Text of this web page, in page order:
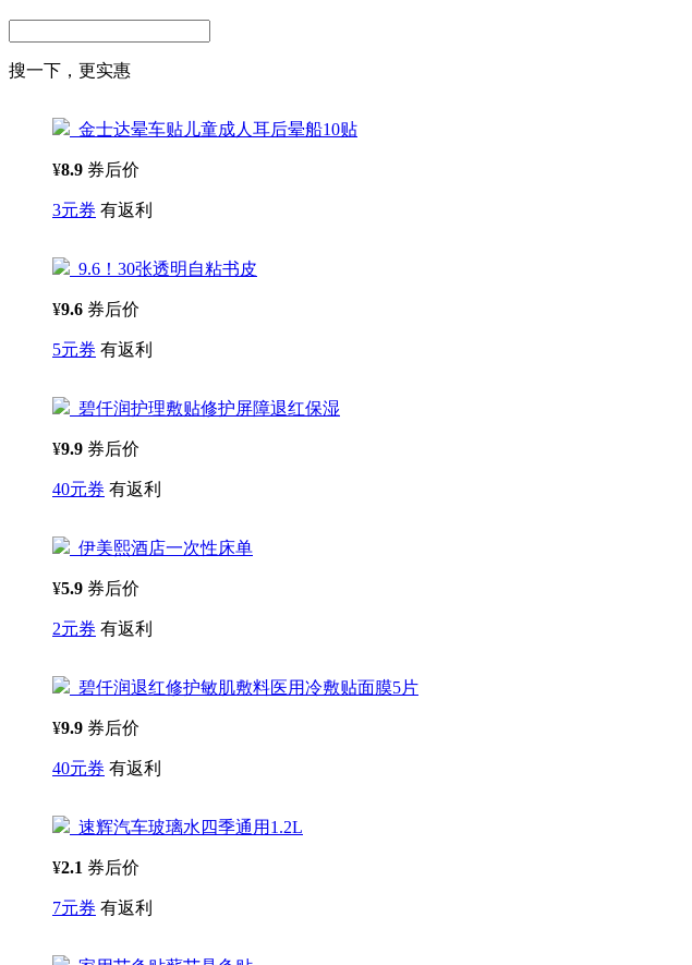
搜一下，更实惠
金士达晕车贴儿童成人耳后晕船10贴
¥8.9 券后价
3元券 有返利
9.6！30张透明自粘书皮
¥9.6 券后价
5元券 有返利
碧仟润护理敷贴修护屏障退红保湿
¥9.9 券后价
40元券 有返利
伊美熙酒店一次性床单
¥5.9 券后价
2元券 有返利
碧仟润退红修护敏肌敷料医用冷敷贴面膜5片
¥9.9 券后价
40元券 有返利
速辉汽车玻璃水四季通用1.2L
¥2.1 券后价
7元券 有返利